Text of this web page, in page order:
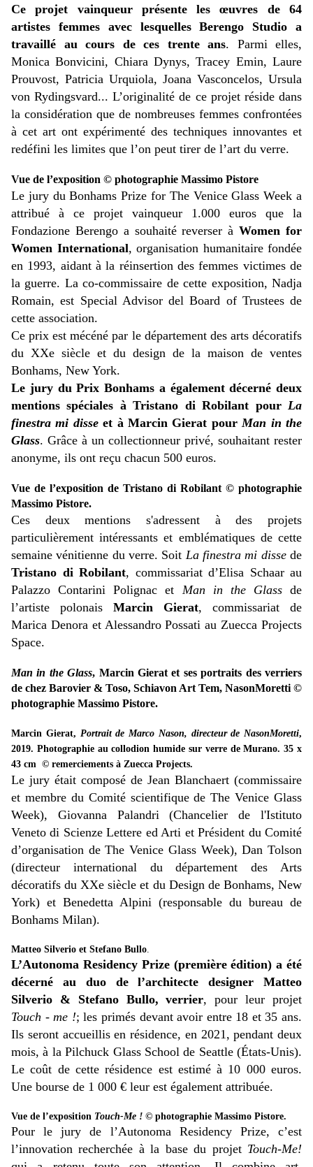
Ce projet vainqueur présente les œuvres de 64
artistes femmes avec lesquelles Berengo Studio a
travaillé au cours de ces trente ans. Parmi elles,
Monica Bonvicini, Chiara Dynys, Tracey Emin, Laure
Prouvost, Patricia Urquiola, Joana Vasconcelos, Ursula
von Rydingsvard... L’originalité de ce projet réside dans
la considération que de nombreuses femmes confrontées
à cet art ont expérimenté des techniques innovantes et
redéfini les limites que l’on peut tirer de l’art du verre.
Vue de l’exposition © photographie Massimo Pistore
Le jury du Bonhams Prize for The Venice Glass Week a
attribué à ce projet vainqueur 1.000 euros que la
Fondazione Berengo a souhaité reverser àWomen for
Women International, organisation humanitaire fondée
en 1993, aidant à la réinsertion des femmes victimes de
la guerre. La co-commissaire de cette exposition, Nadja
Romain, est Special Advisor del Board of Trustees de
cette association.
Ce prix est mécéné par le département des arts décoratifs
du XXe siècle et du design de la maison de ventes
Bonhams, New York.
Le jury du Prix Bonhams a également décerné deux
mentions spéciales à Tristano di Robilant pour La
finestra mi disseet à Marcin Gierat pourMan in the
Glass. Grâce à un collectionneur privé, souhaitant rester
anonyme, ils ont reçu chacun 500 euros.
Vue de l’exposition de Tristano di Robilant © photographie
Massimo Pistore.
Ces deux mentions s'adressent à des projets
particulièrement intéressants et emblématiques de cette
semaine vénitienne du verre. Soit La finestra mi dissede
Tristano di Robilant, commissariat d’Elisa Schaar au
Palazzo Contarini Polignac et Man in the Glassde
l’artiste polonais Marcin Gierat, commissariat de
Marica Denora et Alessandro Possati au Zuecca Projects
Space.
Man in the Glass, Marcin Gierat et ses portraits des verriers
de chez Barovier & Toso, Schiavon Art Tem, NasonMoretti ©
photographie Massimo Pistore.
Marcin Gierat, Portrait de Marco Nason, directeur de NasonMoretti,
2019. Photographie au collodion humide sur verre de Murano. 35 x
43 cm © remerciements à Zuecca Projects.
Le jury était composé de Jean Blanchaert (commissaire
et membre du Comité scientifique de The Venice Glass
Week), Giovanna Palandri (Chancelier de l'Istituto
Veneto di Scienze Lettere ed Arti et Président du Comité
d’organisation de The Venice Glass Week), Dan Tolson
(directeur international du département des Arts
décoratifs du XXe siècle et du Design de Bonhams, New
York) et Benedetta Alpini (responsable du bureau de
Bonhams Milan).
Matteo Silverio et Stefano Bullo.
L’Autonoma Residency Prize (première édition) a été
décerné au duo de l’architecte designer Matteo
Silverio & Stefano Bullo, verrier, pour leur projet
Touch - me !; les primés devant avoir entre 18 et 35 ans.
Ils seront accueillis en résidence, en 2021, pendant deux
mois, à la Pilchuck Glass School de Seattle (États-Unis).
Le coût de cette résidence est estimé à 10 000 euros.
Une bourse de 1 000 € leur est également attribuée.
Vue de l’exposition Touch-Me ! © photographie Massimo Pistore.
Pour le jury de l’Autonoma Residency Prize, c’est
l’innovation recherchée à la base du projet Touch-Me!